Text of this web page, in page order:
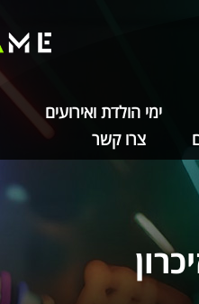
ימי הולדת ואירועים
צרו קשר